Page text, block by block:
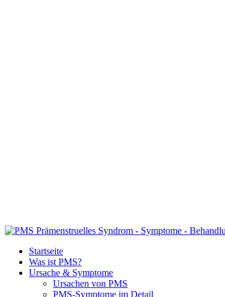
Startseite
Was ist PMS?
Ursache & Symptome
Ursachen von PMS
PMS-Symptome im Detail